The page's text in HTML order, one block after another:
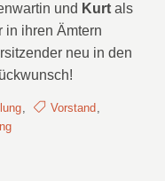
und Kurt als
in ihren Ämtern
neu in den
, Vorstand ,